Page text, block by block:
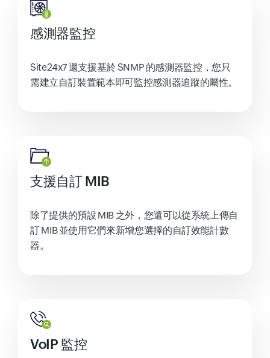
感測器監控
Site24x7 還支援基於 SNMP 的感測器監控，您只
需建立自訂裝置範本即可監控感測器追蹤的屬性。
支援自訂 MIB
除了提供的預設 MIB 之外，您還可以從系統上傳自
訂 MIB 並使用它們來新增您選擇的自訂效能計數
器。
VoIP 監控